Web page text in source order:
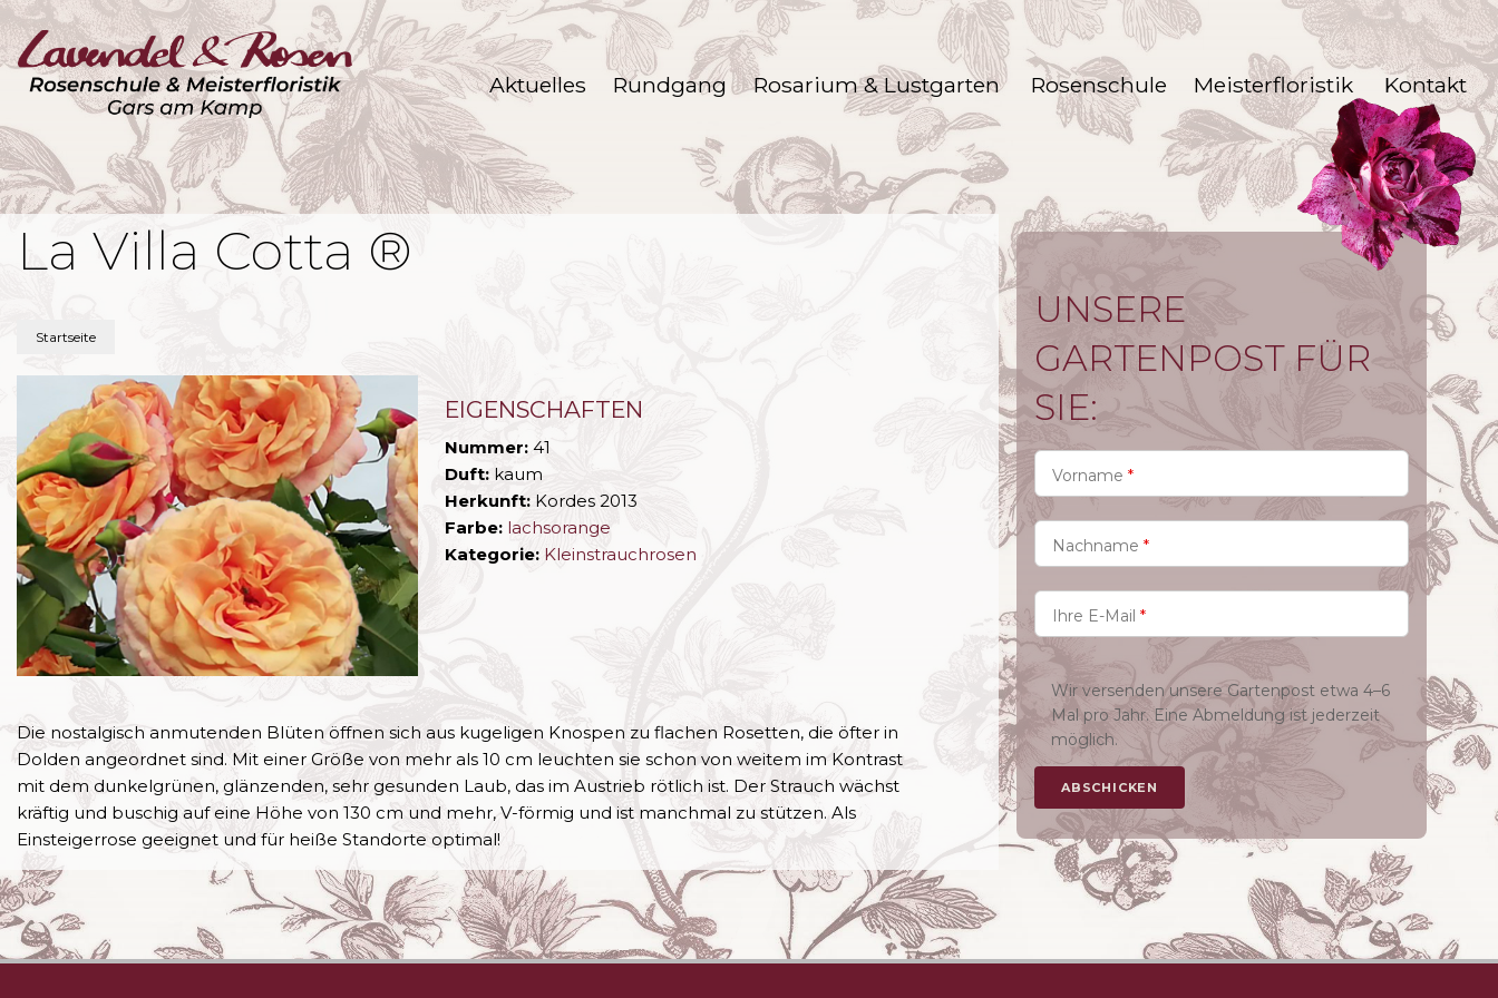
Aktuelles Rundgang Rosarium & Lustgarten Rosenschule Meisterfloristik Kontakt
La Villa Cotta ®
Startseite
EIGENSCHAFTEN
Nummer: 41
Duft: kaum
Herkunft: Kordes 2013
Farbe: lachsorange
Kategorie: Kleinstrauchrosen
Die nostalgisch anmutenden Blüten öffnen sich aus kugeligen Knospen zu flachen Rosetten, die öfter in
Dolden angeordnet sind. Mit einer Größe von mehr als 10 cm leuchten sie schon von weitem im Kontrast
mit dem dunkelgrünen, glänzenden, sehr gesunden Laub, das im Austrieb rötlich ist. Der Strauch wächst
kräftig und buschig auf eine Höhe von 130 cm und mehr, V-förmig und ist manchmal zu stützen. Als
Einsteigerrose geeignet und für heiße Standorte optimal!
UNSERE
GARTENPOST FÜR
SIE:
Vorname *
Nachname *
Ihre E-Mail *
Wir versenden unsere Gartenpost etwa 4–6
Mal pro Jahr. Eine Abmeldung ist jederzeit
möglich.